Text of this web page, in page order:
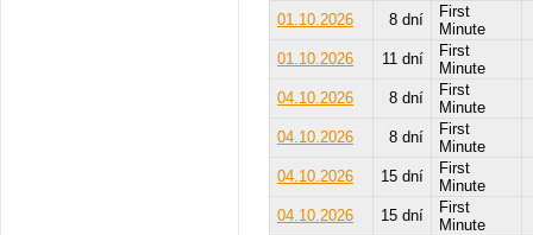
01.10.2026
8 dní
First
Minute
01.10.2026
11 dní
First
Minute
04.10.2026
8 dní
First
Minute
04.10.2026
8 dní
First
Minute
04.10.2026
15 dní
First
Minute
04.10.2026
15 dní
First
Minute